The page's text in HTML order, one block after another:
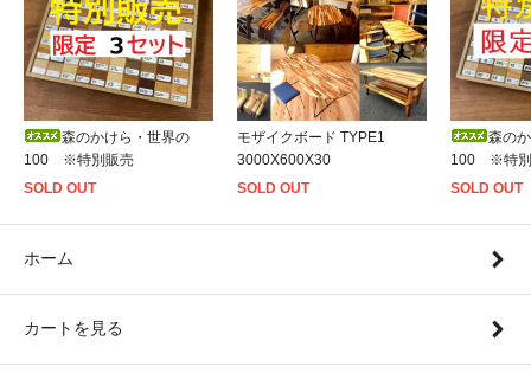
森のかけら・世界の
100 ※特別販売
SOLD OUT
モザイクボード TYPE1
3000X600X30
SOLD OUT
森の
100 ※特別
SOLD OUT
ホーム
カートを見る